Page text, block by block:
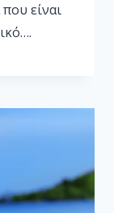
είναι